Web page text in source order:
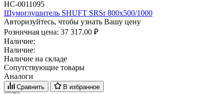
НС-0011095
Шумоглушитель SHUFT SRSr 800x500/1000
Авторизуйтесь, чтобы узнать Вашу цену
Розничная цена: 37 317.00 ₽
Наличие:
Наличие:
Наличие на складе
Сопутствующие товары
Аналоги
Сравнить В избранное